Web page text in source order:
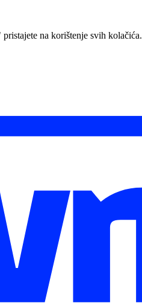
na korištenje svih kolačića.